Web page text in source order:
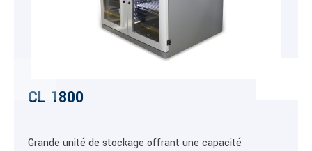
CL 1800
Grande unité de stockage offrant une capacité